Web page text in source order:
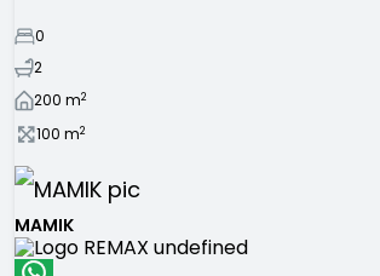
0
2
200 m2
100 m2
MAMIK